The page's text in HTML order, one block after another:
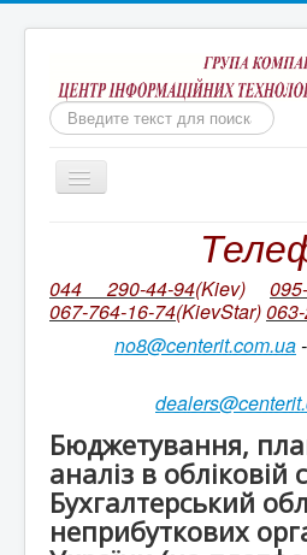
Пошук
Включить/
выключить
Бухгалтерія для
Бухгалтерський облік КОРП
організацій України
Оновлення БАС НПО. Відео на
Супровід неприбуткової
Ціни на пакетів сервісів ІТС
BAS Комплексне управління
044 290-44-94(Kiev)
067-764-16-74(KievStar)
no8@centerit.com.ua-
Бюджетування,
аналіз в обліковій
Бухгалтерський
неприбуткових